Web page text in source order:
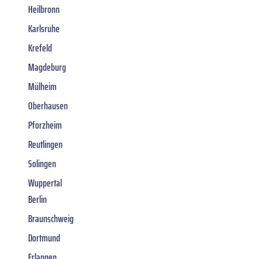
Heilbronn
Karlsruhe
Krefeld
Magdeburg
Mülheim
Oberhausen
Pforzheim
Reutlingen
Solingen
Wuppertal
Berlin
Braunschweig
Dortmund